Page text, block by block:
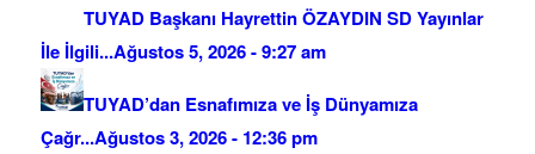
TUYAD Başkanı Hayrettin ÖZAYDIN SD Yayınlar
İle İlgili...Ağustos 5, 2026 - 9:27 am
TUYAD’dan Esnafımıza ve İş Dünyamıza
Çağr...Ağustos 3, 2026 - 12:36 pm